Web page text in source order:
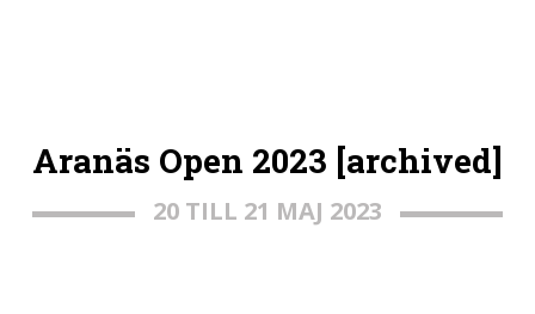
Aranäs Open 2023 [archived]
20 TILL 21 MAJ 2023